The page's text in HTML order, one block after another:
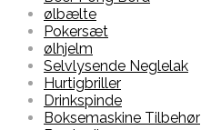
ølbælte
Pokersæt
ølhjelm
Selvlysende Neglelak
Hurtigbriller
Drinkspinde
Boksemaskine Tilbehør